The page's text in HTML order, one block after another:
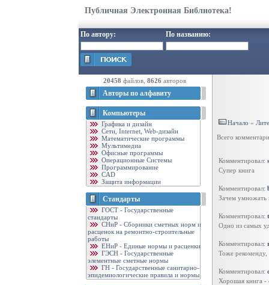
Публичная Электронная Библиотека!
По автору: По названию:
20458 файлов, 8626 авторов
Авторы по алфавиту
Компьютеры
Графика и дизайн
Cети, Internet, Web-дизайн
Математические программы
Мультимедиа
Офисные программы
Операционные Системы
Программирование
CAD
Защита информации
Стандарты
ГОСТ - Государственные
стандарты
CНиР - Сборники сметных норм и
расценок на ремонтно-строительные
работы
ЕНиР - Единые нормы и расценки
ГЭСН - Государственные
элементные сметные нормы
ГН - Государственные санитарно-
эпидемиологические правила и нормы
Начало «
Всего
Комментировал:
Супер книга
Комментировал:
Зачем умножать
Комментировал:
Одно из самых
Комментировал:
Тоже
Комментировал:
Хорошая книга -